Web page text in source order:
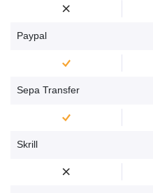
Paypal
Sepa Transfer
Skrill